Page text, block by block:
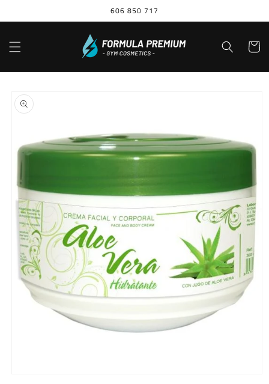
al contenido
606 850 717
Carrito
a la
información